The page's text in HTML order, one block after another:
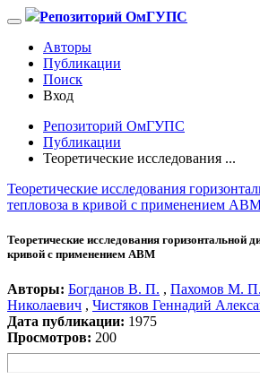
Репозиторий ОмГУПС
Авторы
Публикации
Поиск
Вход
Репозиторий ОмГУПС
Публикации
Теоретические исследования ...
Теоретические исследования
тепловоза в кривой с применением
Теоретические исследования горизонтальной
кривой с применением АВМ
Авторы: Богданов В. П. , Пахомов М. П.
Николаевич , Чистяков Геннадий
Дата публикации: 1975
Просмотров: 200